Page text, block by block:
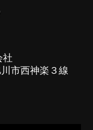
社
市西神楽３線